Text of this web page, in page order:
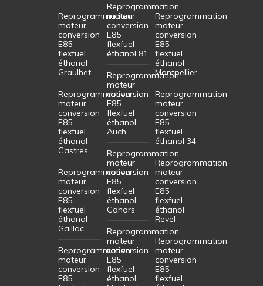
Reprogrammation
moteur
conversion
E85
flexfuel
éthanol
Graulhet
Reprogrammation
moteur
conversion
E85
flexfuel
éthanol
Castres
Reprogrammation
moteur
conversion
E85
flexfuel
éthanol
Gaillac
Reprogrammation
moteur
conversion
E85
Reprogrammation
moteur
conversion
E85
flexfuel
éthanol 81
Reprogrammation
moteur
conversion
E85
flexfuel
éthanol
Auch
Reprogrammation
moteur
conversion
E85
flexfuel
éthanol
Cahors
Reprogrammation
moteur
conversion
E85
flexfuel
éthanol
Reprogrammation
moteur
conversion
E85
flexfuel
éthanol
Montpellier
Reprogrammation
moteur
conversion
E85
flexfuel
éthanol 34
Reprogrammation
moteur
conversion
E85
flexfuel
éthanol
Revel
Reprogrammation
moteur
conversion
E85
flexfuel